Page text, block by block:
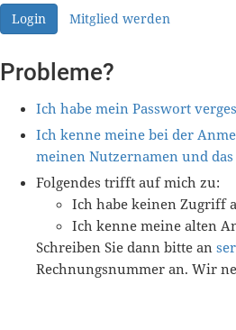
Login Mitglied werden
Probleme?
Ich habe mein Passwort
Ich kenne meine bei der
meinen Nutzernamen und das
Folgendes trifft auf mich zu:
Ich habe keinen Zugriff
Ich kenne meine alten
Schreiben Sie dann bitte an
Rechnungsnummer an. Wir